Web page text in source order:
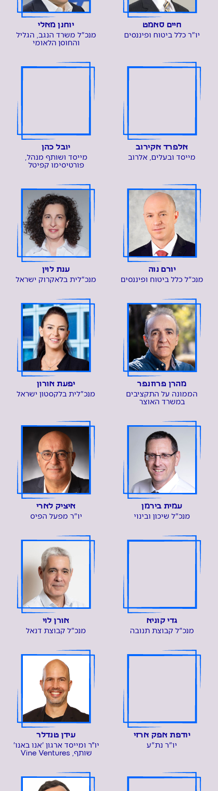
חיים סאמט
יו"ר כלל ביטוח ופיננסים
יוחנן מאלי
מנכ"ל משרד הנגב, הגליל
והחוסן הלאומי
אלפרד אקירוב
מייסד ובעלים, אלרוב
יובל כהן
מייסד ושותף מנהל,
פורטיסימו קפיטל
יורם נוה
מנכ"ל כלל ביטוח ופיננסים
ענת לוין
מנכ"לית בלאקרוק ישראל
מהרן פרוזנפר
הממונה על התקציבים
במשרד האוצר
יפעת אורון
מנכ"לית בלקסטון ישראל
עמית בירמן
מנכ"ל שיכון ובינוי
איציק לארי
יו"ר מפעל הפיס
גדי קוניא
מנכ"ל קבוצת תנובה
אורן לוי
מנכ"ל קבוצת דנאל
יודפת אפק ארזי
יו"ר נת"ע
עידן טנדלר
יו״ר ומייסד ארגון 'אנו באנו'
שותף, Vine Ventures